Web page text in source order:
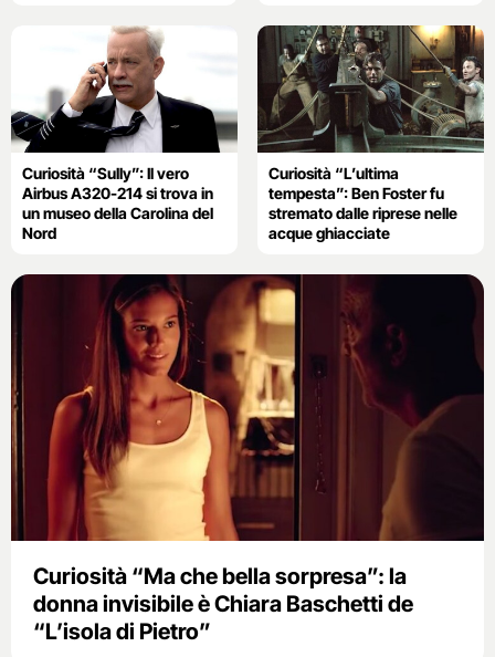
Curiosità “Sully”: Il vero
Airbus A320-214 si trova in
un museo della Carolina del
Nord
Curiosità “L’ultima
tempesta”: Ben Foster fu
stremato dalle riprese nelle
acque ghiacciate
Curiosità “Ma che bella sorpresa”: la
donna invisibile è Chiara Baschetti de
“L’isola di Pietro”